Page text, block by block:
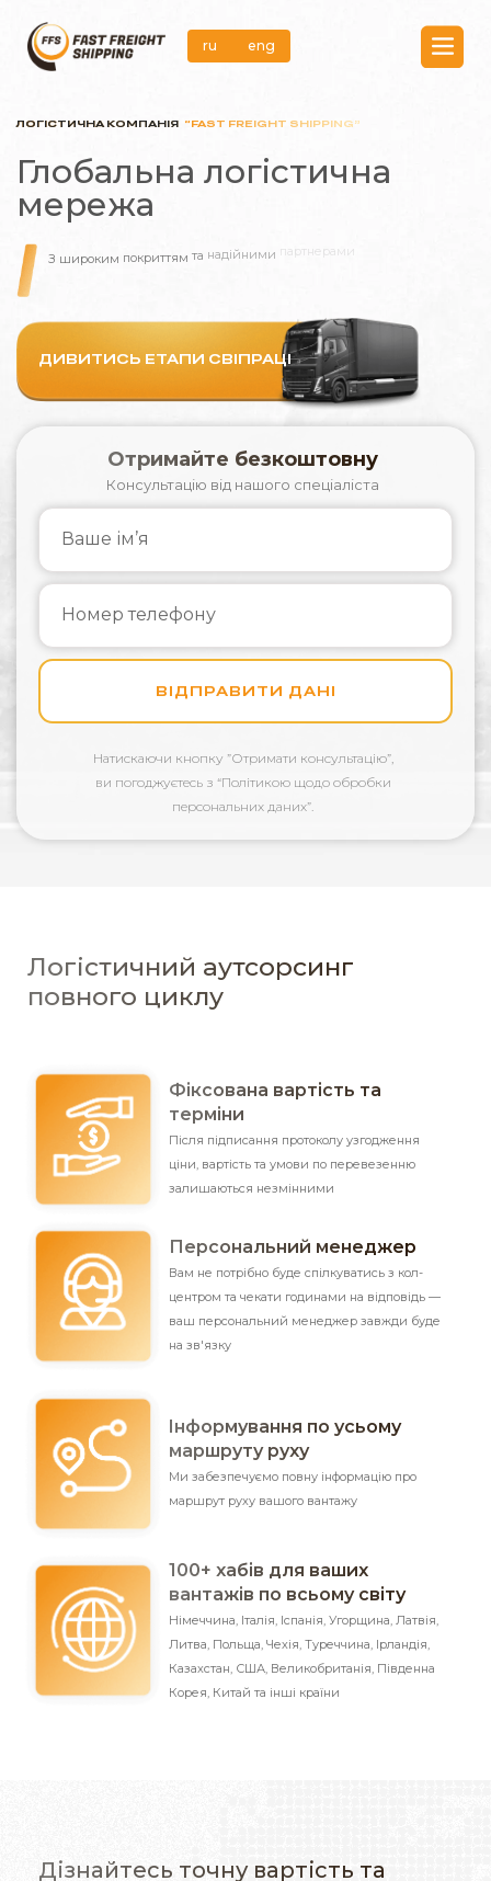
ru eng
ЛОГІСТИЧНА КОМПАНІЯ “FAST FREIGHT SHIPPING”
Глобальна логістична
мережа
З широким покриттям та надійними
ДИВИТИСЬ ЕТАПИ СВІПРАЦІ
Отримайте безкоштовну
Консультацію від нашого спеціаліста
ВІДПРАВИТИ ДАНІ
Натискаючи кнопку ”Отримати консультацію”,
ви погоджуєтесь з “Політикою щодо обробки
персональних даних”.
Логістичний аутсорсинг
повного циклу
Фіксована вартість та
терміни
Після підписання протоколу узгодження
ціни, вартість та умови по перевезенню
залишаються незмінними
Персональний менеджер
Вам не потрібно буде спілкуватись з кол-
центром та чекати годинами на відповідь —
ваш персональний менеджерзавжди буде
на зв'язку
Iнформування по усьому
маршруту руху
Ми забезпечуємо повну інформацію про
маршрут руху вашого вантажу
100+ хабів для ваших
вантажів по всьому світу
Німеччина, Італія, Іспанія, Угорщина, Латвія,
Литва, Польща, Чехія, Туреччина, Ірландія,
Казахстан, США, Великобританія, Південна
Корея, Китайта інші країни
Дізнайтесь точну вартість та
ru
Послуги
Про нас